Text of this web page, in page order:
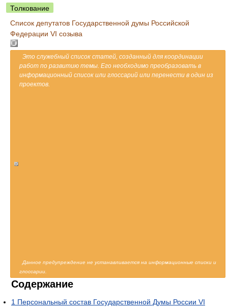
Толкование
Список депутатов Государственной думы Российской
Федерации VI созыва
Это служебный список статей, созданный для координации
работ по развитию темы. Его необходимо преобразовать в
информационный список или глоссарий или перенести в один из
проектов.
Данное предупреждение не устанавливается на информационные списки и
глоссарии.
Содержание
1 Персональный состав Государственной Думы России VI